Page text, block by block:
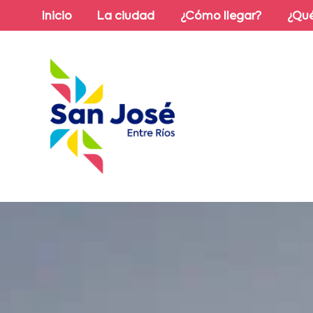
Inicio La ciudad ¿Cómo llegar?